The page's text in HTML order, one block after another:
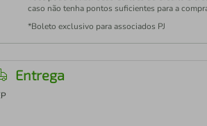
caso não tenha pontos suficientes para a
*Boleto exclusivo para associados PJ
Entrega